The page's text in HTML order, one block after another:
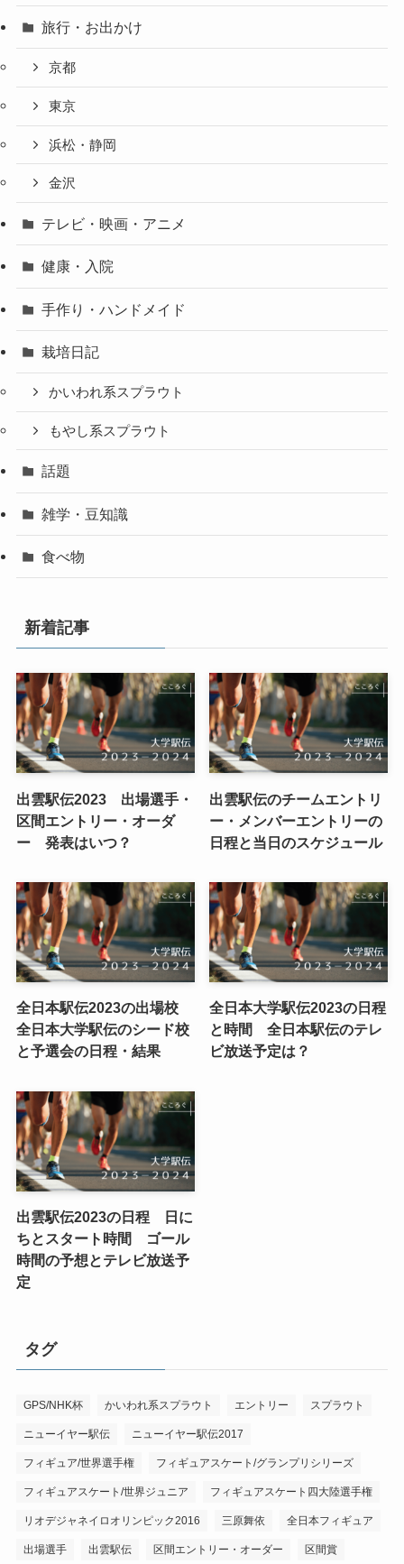
旅行・お出かけ
京都
東京
浜松・静岡
金沢
テレビ・映画・アニメ
健康・入院
手作り・ハンドメイド
栽培日記
かいわれ系スプラウト
もやし系スプラウト
話題
雑学・豆知識
食べ物
新着記事
出雲駅伝2023 出場選手・
区間エントリー・オーダ
ー 発表はいつ？
出雲駅伝のチームエントリ
ー・メンバーエントリーの
日程と当日のスケジュール
全日本駅伝2023の出場校
全日本大学駅伝のシード校
と予選会の日程・結果
全日本大学駅伝2023の日程
と時間 全日本駅伝のテレ
ビ放送予定は？
出雲駅伝2023の日程 日に
ちとスタート時間 ゴール
時間の予想とテレビ放送予
定
タグ
GPS/NHK杯 かいわれ系スプラウト エントリー スプラウト
ニューイヤー駅伝 ニューイヤー駅伝2017
フィギュア/世界選手権 フィギュアスケート/グランプリシリーズ
フィギュアスケート/世界ジュニア フィギュアスケート四大陸選手権
リオデジャネイロオリンピック2016 三原舞依 全日本フィギュア
出場選手 出雲駅伝 区間エントリー・オーダー 区間賞